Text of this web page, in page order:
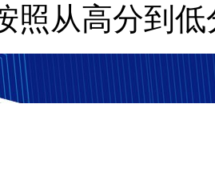
照从高分到